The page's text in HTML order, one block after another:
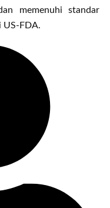
memenuhi standar
US-FDA.